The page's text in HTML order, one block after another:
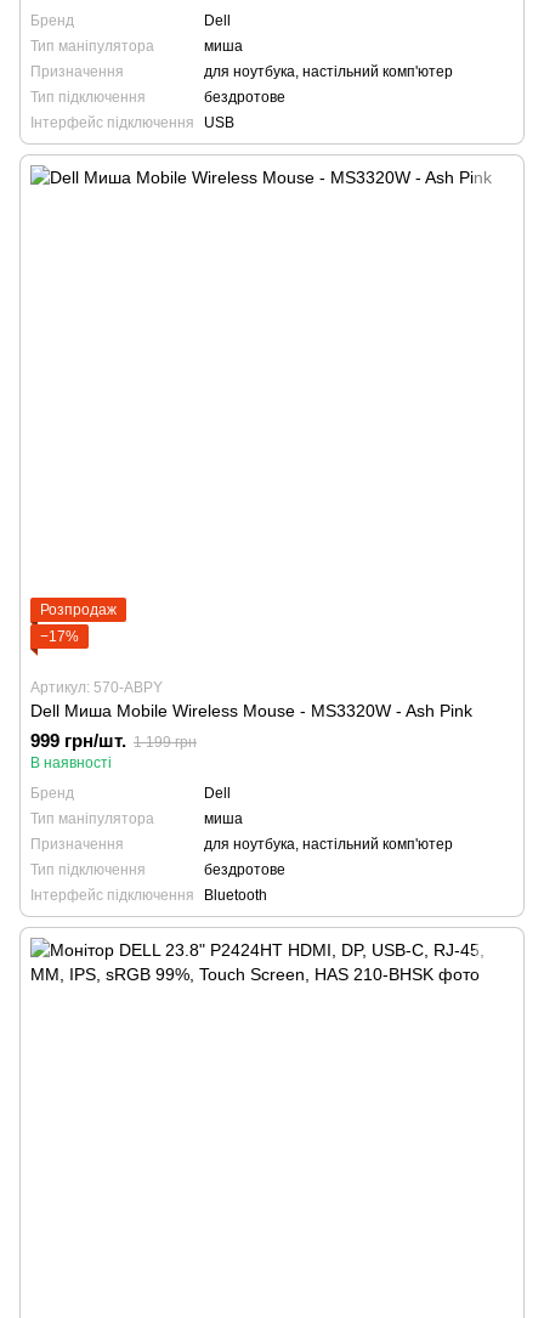
Бренд
Dell
Тип маніпулятора
миша
Призначення
для ноутбука, настільний комп'ютер
Тип підключення
бездротове
Інтерфейс підключення
USB
Розпродаж
−17%
Артикул: 570-ABPY
Dell Миша Mobile Wireless Mouse - MS3320W - Ash Pink
999 грн/шт. 1 199 грн
В наявності
Бренд
Dell
Тип маніпулятора
миша
Призначення
для ноутбука, настільний комп'ютер
Тип підключення
бездротове
Інтерфейс підключення
Bluetooth